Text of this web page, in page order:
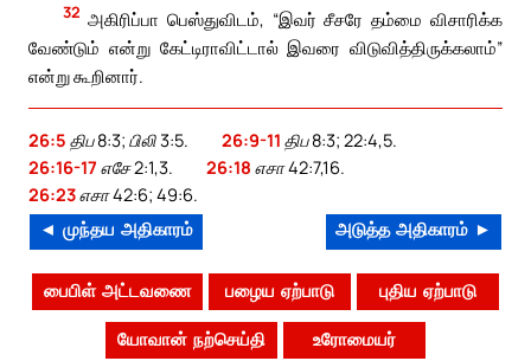
32 அகிரிப்பா பெஸ்துவிடம், “இவர் சீசரே தம்மை விசாரிக்க
வேண்டும் என்று கேட்டிராவிட்டால் இவரை விடுவித்திருக்கலாம்”
என்று கூறினார்.
26:5 திப 8:3; பிலி 3:5. 26:9-11 திப 8:3; 22:4,5.
26:16-17 எசே 2:1,3. 26:18 எசா 42:7,16.
26:23எசா 42:6; 49:6.
◄ முந்தய அதிகாரம் அடுத்த அதிகாரம் ►
பைபிள் அட்டவணை பழைய ஏற்பாடு புதிய ஏற்பாடு
யோவான் நற்செய்தி உரோமையர்